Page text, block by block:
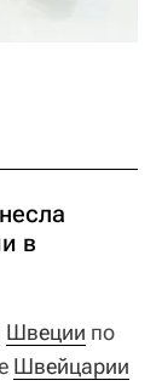
в
Швеции по
Швейцарии